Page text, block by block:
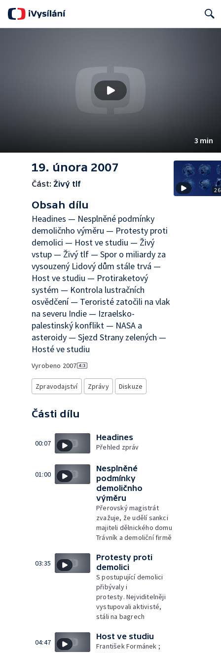
3 min
19. února 2007
Část: Živý tlf
Obsah dílu
Headines — Nesplněné podmínky
demoličnho výměru — Protesty proti
demolici — Host ve studiu — Živý
vstup — Živý tlf — Spor o miliardy za
vysouzený Lidový dům stále trvá —
Host ve studiu — Protiraketový
systém — Kontrola lustračních
osvědčení — Teroristé zatočili na vlak
na severu Indie — Izraelsko-
palestinský konflikt — NASA a
asteroidy — Sjezd Strany zelených —
Hosté ve studiu
Vyrobeno 2007
Zpravodajství Zprávy Diskuze
Části dílu
00:07
Headines
Přehled zpráv
01:00
Nesplněné
podmínky
demoličnho
výměru
Přerovský magistrát
zvažuje, že udělí sankci
majiteli dělnického domu
Trávník a demoliční firmě
03:35
Protesty proti
demolici
S postupující demolici
přibývaly i
protesty. Nejviditelněji
vystupovali aktivisté,
stáli na bagrech
04:47
Host ve studiu
František Formánek ;